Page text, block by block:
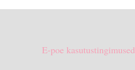
E-poe kasutustingimused